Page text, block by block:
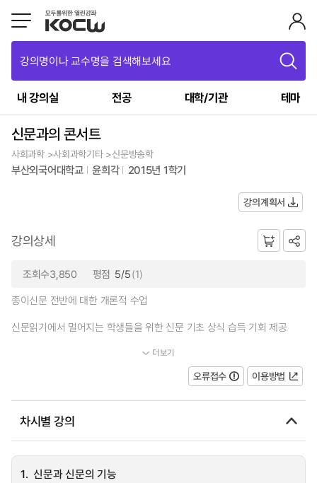
강의명이나 교수명을 검색해보세요
내 강의실 전공 대학/기관 테마
신문과의 콘서트
사회과학 >사회과학기타 >신문방송학
부산외국어대학교 윤희각 2015년 1학기
강의계획서
강의상세
조회수3,850 평점 5/5(1)
종이신문 전반에 대한 개론적 수업
신문읽기에서 멀어지는 학생들을 위한 신문 기초 상식 습득 기회 제공
더보기
오류접수 이용방법
차시별 강의
1. 신문과 신문의 기능